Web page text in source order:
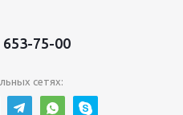
653-75-00
сетях: